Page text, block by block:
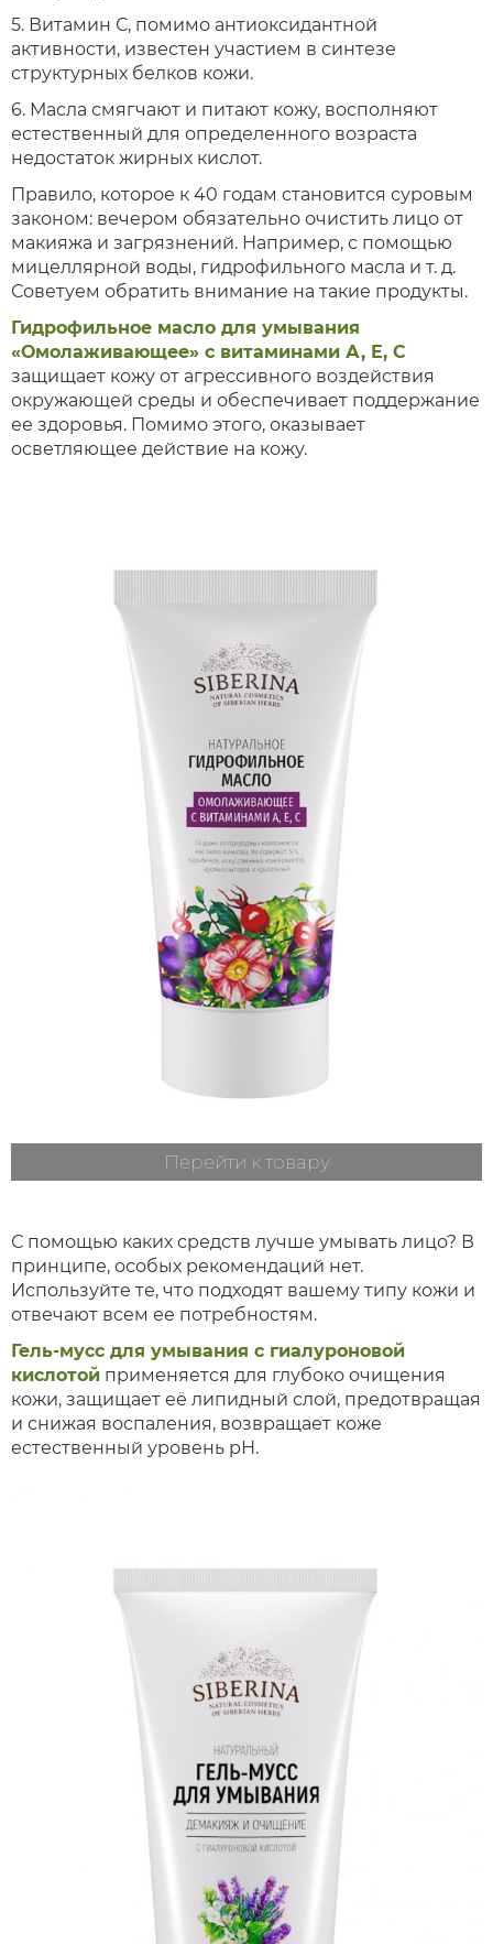
5. Витамин С, помимо антиоксидантной
активности, известен участием в синтезе
структурных белков кожи.
6. Масла смягчают и питают кожу, восполняют
естественный для определенного возраста
недостаток жирных кислот.
Правило, которое к 40 годам становится суровым
законом: вечером обязательно очистить лицо от
макияжа и загрязнений. Например, с помощью
мицеллярной воды, гидрофильного масла и т. д.
Советуем обратить внимание на такие продукты.
Гидрофильное масло для умывания
«Омолаживающее» с витаминами А, Е, С
защищает кожу от агрессивного воздействия
окружающей среды и обеспечивает поддержание
ее здоровья. Помимо этого, оказывает
осветляющее действие на кожу.
Перейти к товару
С помощью каких средств лучше умывать лицо? В
принципе, особых рекомендаций нет.
Используйте те, что подходят вашему типу кожи и
отвечают всем ее потребностям.
Гель-мусс для умывания с гиалуроновой
кислотой применяется для глубоко очищения
кожи, защищает её липидный слой, предотвращая
и снижая воспаления, возвращает коже
естественный уровень рН.